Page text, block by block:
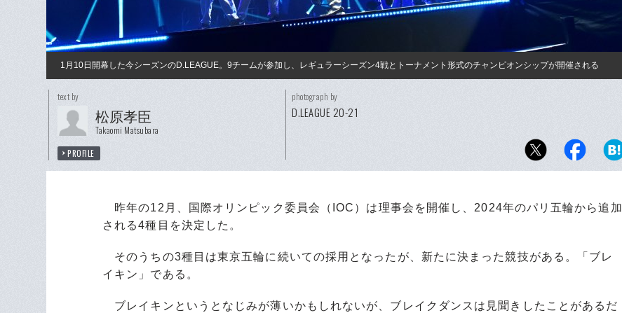
1月10日開幕した今シーズンのD.LEAGUE。9チームが参加し、レギュラーシーズン4戦とトーナメント形式のチャンピオンシップが開催される
text by
松原孝臣
Takaomi Matsubara
PROFILE
photograph by
D.LEAGUE 20-21
昨年の12月、国際オリンピック委員会（IOC）は理事会を開催し、2024年のパリ五輪から追加
される4種目を決定した。
そのうちの3種目は東京五輪に続いての採用となったが、新たに決まった競技がある。「ブレ
イキン」である。
ブレイキンというとなじみが薄いかもしれないが、ブレイクダンスは見聞きしたことがあるだ